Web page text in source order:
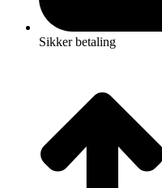
Sikker betaling